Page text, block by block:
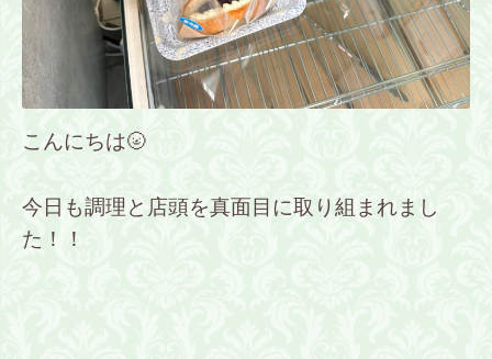
こんにちは🌝
今日も調理と店頭を真面目に取り組まれまし
た！！